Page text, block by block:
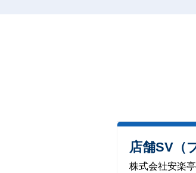
店舗SV（
株式会社安楽亭